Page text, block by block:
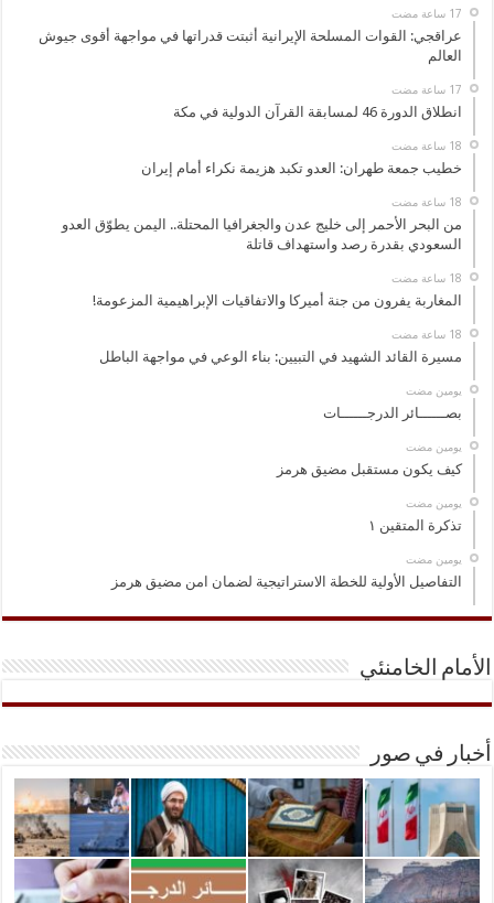
عراقجي: القوات المسلحة الإيرانية أثبتت قدراتها في مواجهة أقوى جيوش
العالم
انطلاق الدورة 46 لمسابقة القرآن الدولية في مكة
خطيب جمعة طهران: العدو تكبد هزيمة نكراء أمام إيران
من البحر الأحمر إلى خليج عدن والجغرافيا المحتلة.. اليمن يطوّق العدو
السعودي بقدرة رصد واستهداف قاتلة
المغاربة يفرون من جنة أميركا والاتفاقيات الإبراهيمية المزعومة!
مسيرة القائد الشهيد في التبيين: بناء الوعي في مواجهة الباطل
‏يومين مضت
بصــــــائر الدرجــــــات
‏يومين مضت
كيف يكون مستقبل مضيق هرمز
‏يومين مضت
تذكرة المتقين ١
‏يومين مضت
التفاصيل الأولية للخطة الاستراتيجية لضمان امن مضيق هرمز
الأمام الخامنئي
أخبار في صور